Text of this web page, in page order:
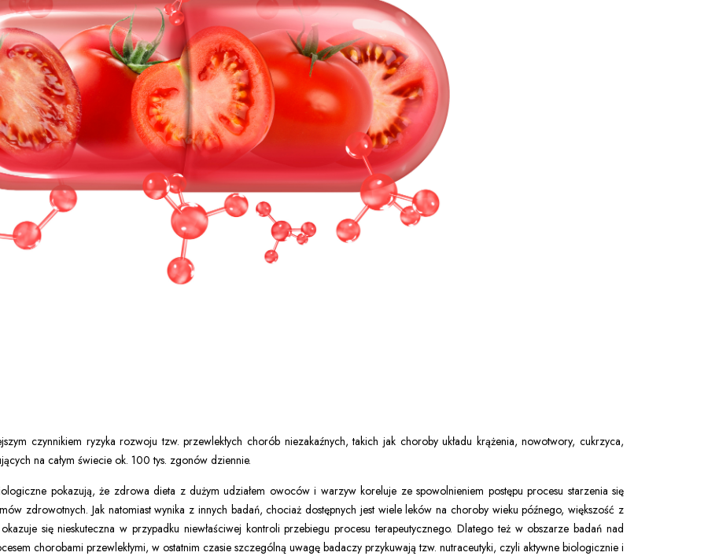
czynnikiem ryzyka rozwoju tzw. przewlekłych chorób niezakaźnych, takich jak choroby układu krążenia, nowotwory, cukrzyca,
na całym świecie ok. 100 tys. zgonów dziennie.
pokazują, że zdrowa dieta z dużym udziałem owoców i warzyw koreluje ze spowolnieniem postępu procesu starzenia się
zdrowotnych. Jak natomiast wynika z innych badań, chociaż dostępnych jest wiele leków na choroby wieku późnego, większość z
się nieskuteczna w przypadku niewłaściwej kontroli przebiegu procesu terapeutycznego. Dlatego też w obszarze badań nad
chorobami przewlekłymi, w ostatnim czasie szczególną uwagę badaczy przykuwają tzw. nutraceutyki, czyli aktywne biologicznie i